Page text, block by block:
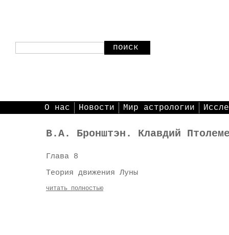
поиск
О нас Новости Мир астрологии
В.А. Бронштэн. Клавдий
Глава 8
Теория движения Луны
читать полностью